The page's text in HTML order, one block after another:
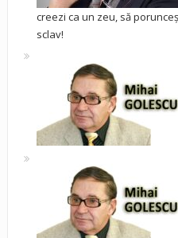
creezi ca un zeu, să
sclav!